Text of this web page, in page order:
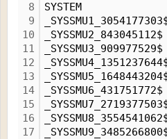
8
9
10
11
12
13
14
15
16
17